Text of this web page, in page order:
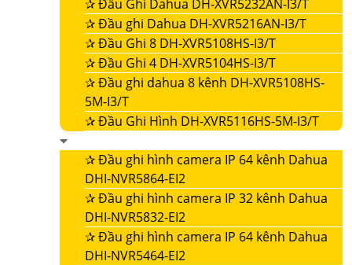
✰Đầu Ghi Dahua DH-XVR5232AN-I3/T
✰Đầu ghi Dahua DH-XVR5216AN-I3/T
✰Đầu Ghi 8 DH-XVR5108HS-I3/T
✰Đầu Ghi 4 DH-XVR5104HS-I3/T
✰Đầu ghi dahua 8 kênh DH-XVR5108HS-
5M-I3/T
✰Đầu Ghi Hình DH-XVR5116HS-5M-I3/T
✰Đầu ghi hình camera IP 64 kênh Dahua
DHI-NVR5864-EI2
✰Đầu ghi hình camera IP 32 kênh Dahua
DHI-NVR5832-EI2
✰Đầu ghi hình camera IP 64 kênh Dahua
DHI-NVR5464-EI2